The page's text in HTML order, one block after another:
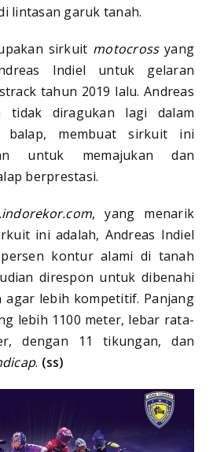
lintasan garuk tanah.
sirkuit motocrossyang
Indiel untuk gelaran
tahun 2019 lalu. Andreas
tidak diragukan lagi dalam
balap, membuat sirkuit ini
untuk memajukan dan
berprestasi.
, yang menarik
ini adalah, Andreas Indiel
kontur alami di tanah
direspon untuk dibenahi
agar lebih kompetitif. Panjang
lebih 1100 meter, lebar rata-
dengan 11 tikungan, dan
. (ss)